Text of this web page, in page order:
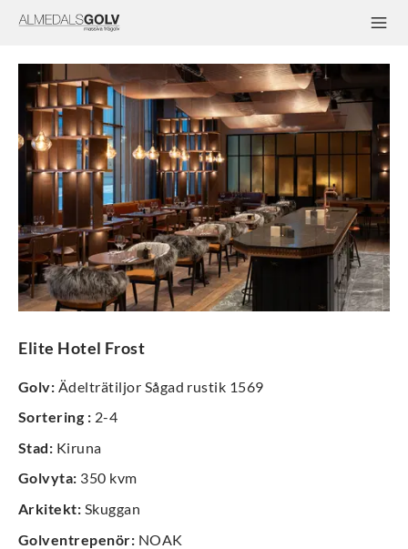
Elite Hotel Frost
Golv: Ädelträtiljor Sågad rustik 1569
Sortering : 2-4
Stad: Kiruna
Golvyta: 350 kvm
Arkitekt: Skuggan
Golventrepenör: NOAK